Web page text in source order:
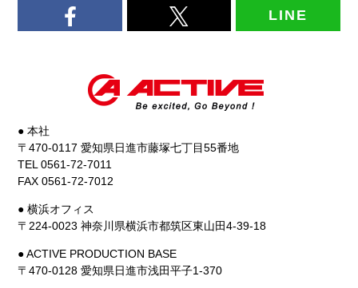
LINE
● 本社
〒470-0117 愛知県日進市藤塚七丁目55番地
TEL 0561-72-7011
FAX 0561-72-7012
● 横浜オフィス
〒224-0023 神奈川県横浜市都筑区東山田4-39-18
● ACTIVE PRODUCTION BASE
〒470-0128 愛知県日進市浅田平子1-370